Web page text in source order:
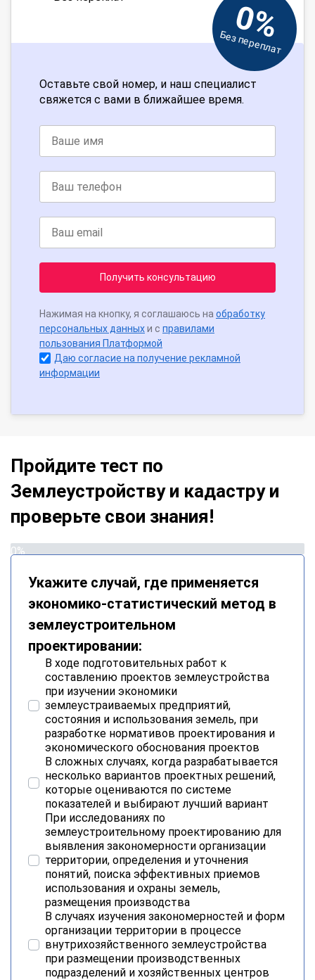
0%
Без переплат
Оставьте свой номер, и наш специалист
свяжется с вами в ближайшее время.
Получить консультацию
Нажимая на кнопку, я соглашаюсь на обработку
персональных данныхи с правилами
пользования Платформой
Даю согласие на получение рекламной
информации
Пройдите тест по
Землеустройству и кадастру и
проверьте свои знания!
0%
Укажите случай, где применяется
экономико-статистический метод в
землеустроительном
проектировании:
В ходе подготовительных работ к
составлению проектов землеустройства
при изучении экономики
землеустраиваемых предприятий,
состояния и использования земель, при
разработке нормативов проектирования и
экономического обоснования проектов
В сложных случаях, когда разрабатывается
несколько вариантов проектных решений,
которые оцениваются по системе
показателей и выбирают лучший вариант
При исследованиях по
землеустроительному проектированию для
выявления закономерности организации
территории, определения и уточнения
понятий, поиска эффективных приемов
использования и охраны земель,
размещения производства
В случаях изучения закономерностей и форм
организации территории в процессе
внутрихозяйственного землеустройства
при размещении производственных
подразделений и хозяйственных центров